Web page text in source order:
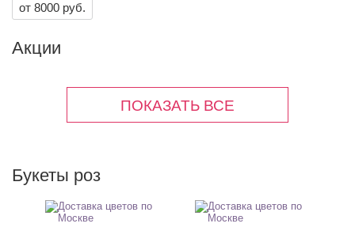
от 8000 руб.
Акции
Букеты роз